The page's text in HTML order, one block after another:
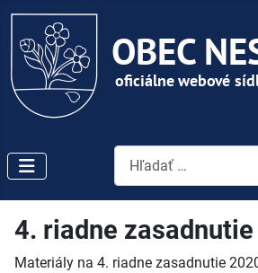
Vyhľadávanie
4. riadne
Materiály na 4. riadne zasadnutie